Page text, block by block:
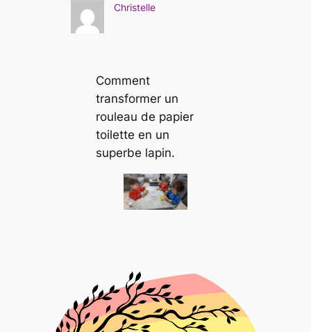
Christelle
Comment
transformer un
rouleau de papier
toilette en un
superbe lapin.